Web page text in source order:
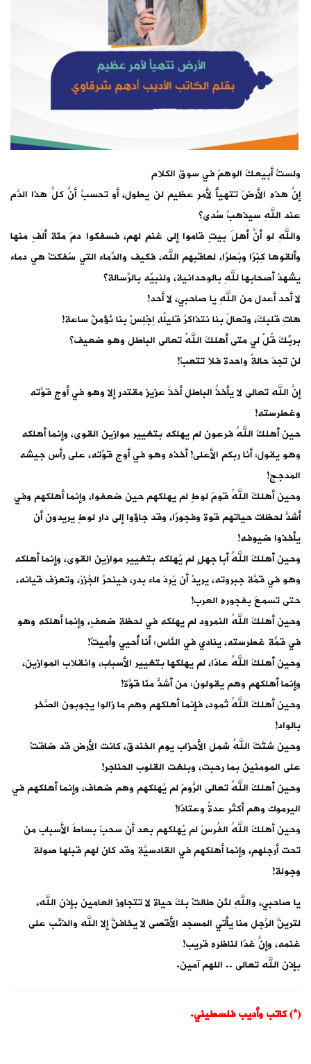
ولستُ أبيعكَ الوهمَ في سوقِ الكلام
‏إنَّ هذه الأرضَ تتهيأُ لأمرٍ عظيم لن يطول، أو تحسبُ أنَّ كلَّ هذا الدَّم
عند اللهِ سيذهبُ سُدى؟
‏واللهِ لو أنَّ أهلَ بيتٍ قاموا إلى غنمٍ لهم، فسفكوا دمَ مئة ألفٍ منها
وألقوها كِبْرًا وبَطرًا، لعاقبهم الله، فكيف والدِّماء التي سُفكتْ هي دماء
يشهدُ أصحابها للهِ بالوحدانية، ولنبيِّه بالرِّسالة؟
‏لا أحد أعدل من اللهِ يا صاحبي، لا أحد!
‏هاتِ قلبكَ، وتعالَ بنا نتذاكرُ قليلًا، اِجْلِسْ بنا نُؤمنُ ساعة!
‏بربِّكَ قُلْ لي متى أهلكَ اللهُ تعالى الباطل وهو ضعيف؟
‏لن تجدَ حالةً واحدة فلا تتعبْ!‏
إنَّ الله تعالى لا يأخذُ الباطل أخذَ عزيزٍ مقتدرٍ إلا وهو في أوجِ قوَّته
وغطرسته!
‏حين أهلكَ اللهُ فرعون لم يهلكه بتغيير موازين القوى، وإنما أهلكه
وهو يقول: أنا ربكم الأعلى! أخذه وهو في أوج قوّته، على رأسِ جيشه
المدجج!
‏وحين أهلكَ اللهُ قومَ لوطٍ لم يهلكهم حين ضعفوا، وإنما أهلكهم وفي
أشدّ لحظات حياتهم قوةً وفجورًا، وقد جاؤوا إلى دار لوطٍ يريدون أن
يأخذوا ضيوفه!
‏وحين أهلكَ اللهُ أبا جهلٍ لم يُهلكه بتغيير موازين القوى، وإنما أهلكه
وهو في قمَّة جبروته، يريدُ أن يَرِدَ ماء بدرٍ، فينحرُ الجُزرَ، وتعزف قيانه،
حتى تسمعَ بفجوره العرب!
‏وحين أهلكَ اللهُ النمرود لم يهلكه في لحظة ضعفٍ، وإنما أهلكه وهو
في قمّة غطرسته، يُنادي في النَّاس: أنا أُحيي وأميتُ!
‏وحين أهلكَ اللهُ عادًا، لم يهلكها بتغيير الأسباب، وانقلاب الموازين،
وإنما أهلكهم وهم يقولون: من أشدُّ منّا قوَّة!
‏وحين أهلكَ اللهُ ثمود، فإنما أهلكهم وهم ما زالوا يجوبون الصَّخر
بالواد!
‏وحين شتَّتَ اللهُ شمل الأحزاب يوم الخندق، كانت الأرض قد ضاقتْ
على المومنين بما رحبت، وبلغت القلوب الحناجر!
‏وحين أهلكَ اللهُ تعالى الرُّومَ لم يُهلكهم وهم ضعاف، وإنما أهلكهم في
اليرموك وهم أكثر عدةً وعتادًا!
‏وحين أهلكَ اللهُ الفُرسَ لم يُهلكهم بعد أن سحبَ بساطَ الأسباب من
تحت أرجلهم، وإنما أهلكهم في القادسيَّة وقد كان لهم قبلها صولة
وجولة!‏
يا صاحبي، واللهِ لئن طالتْ بكَ حياة لا تتجاوز العامين بإذن الله،
لترينَّ الرَّجل منا يأتي المسجد الأقصى لا يخافنَّ إلا الله والذئب على
غنمه، وإنَّ غدًا لناظره قريب!
بإذن الله تعالى .. اللهم آمين.
(*) كاتب وأديب فلسطيني.